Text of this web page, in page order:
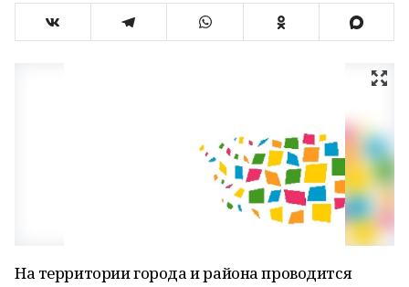
На территории города и района проводится